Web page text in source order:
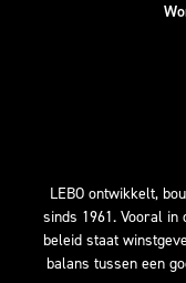
LEBO ontwikkelt,
sinds 1961. Vooral in
beleid staat
balans tussen een